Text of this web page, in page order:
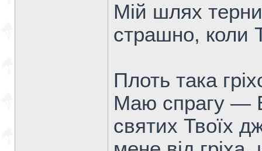
Мій шлях
страшно, коли
Плоть така
Маю спрагу —
святих Твоїх